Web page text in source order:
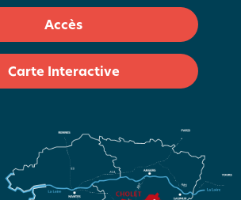
Accès
Carte Interactive